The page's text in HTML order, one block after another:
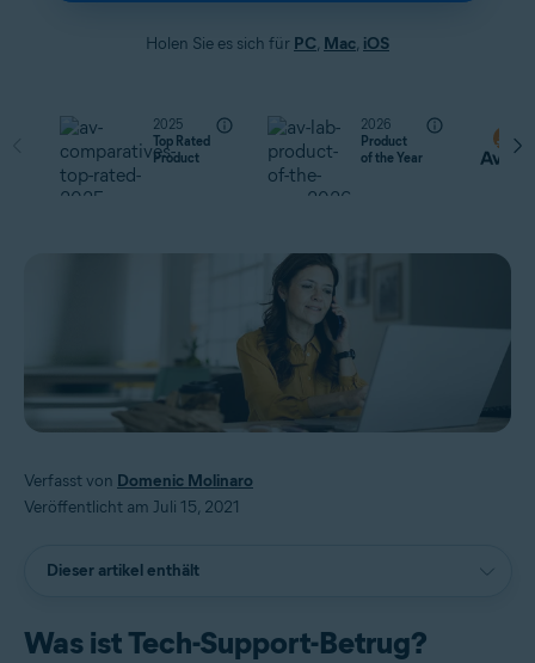
Holen Sie es sich für PC, Mac, iOS
2025
Top Rated
Product
2026
Product
of the Year
Verfasst von Domenic Molinaro
Veröffentlicht am Juli 15, 2021
Dieser artikel enthält
Was ist Tech-Support-Betrug?